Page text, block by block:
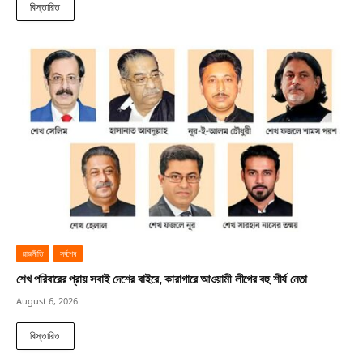
বিস্তারিত
রাজনীতি সর্বশেষ
শেখ পরিবারের প্রায় সবাই দেশের বাইরে, কারাগারে আওয়ামী লীগের বহু শীর্ষ নেতা
August 6, 2026
বিস্তারিত